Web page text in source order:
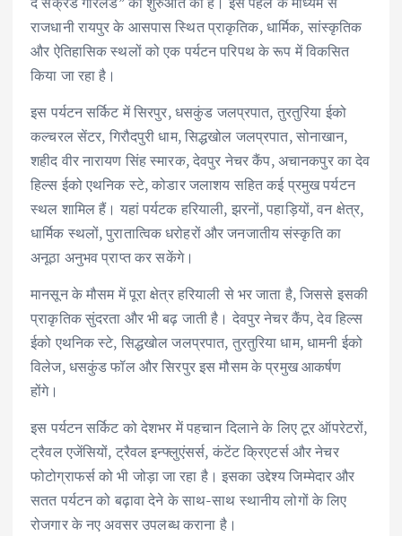
राजधानी रायपुर के आसपास स्थित प्राकृतिक, धार्मिक, सांस्कृतिक
और ऐतिहासिक स्थलों को एक पर्यटन परिपथ के रूप में विकसित
किया जा रहा है।
इस पर्यटन सर्किट में सिरपुर, धसकुंड जलप्रपात, तुरतुरिया ईको
कल्चरल सेंटर, गिरौदपुरी धाम, सिद्धखोल जलप्रपात, सोनाखान,
शहीद वीर नारायण सिंह स्मारक, देवपुर नेचर कैंप, अचानकपुर का देव
हिल्स ईको एथनिक स्टे, कोडार जलाशय सहित कई प्रमुख पर्यटन
स्थल शामिल हैं। यहां पर्यटक हरियाली, झरनों, पहाड़ियों, वन क्षेत्र,
धार्मिक स्थलों, पुरातात्विक धरोहरों और जनजातीय संस्कृति का
अनूठा अनुभव प्राप्त कर सकेंगे।
मानसून के मौसम में पूरा क्षेत्र हरियाली से भर जाता है, जिससे इसकी
प्राकृतिक सुंदरता और भी बढ़ जाती है। देवपुर नेचर कैंप, देव हिल्स
ईको एथनिक स्टे, सिद्धखोल जलप्रपात, तुरतुरिया धाम, धामनी ईको
विलेज, धसकुंड फॉल और सिरपुर इस मौसम के प्रमुख आकर्षण
होंगे।
इस पर्यटन सर्किट को देशभर में पहचान दिलाने के लिए टूर ऑपरेटरों,
ट्रैवल एजेंसियों, ट्रैवल इन्फ्लुएंसर्स, कंटेंट क्रिएटर्स और नेचर
फोटोग्राफर्स को भी जोड़ा जा रहा है। इसका उद्देश्य जिम्मेदार और
सतत पर्यटन को बढ़ावा देने के साथ-साथ स्थानीय लोगों के लिए
रोजगार के नए अवसर उपलब्ध कराना है।